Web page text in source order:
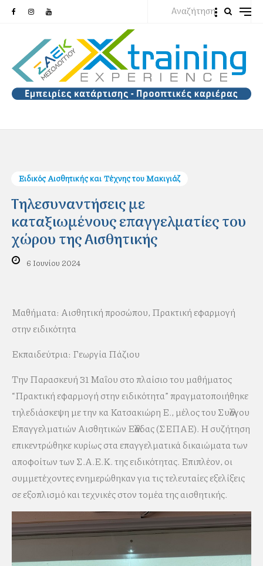
Αναζήτηση
Ειδικός Αισθητικής και Τέχνης του Μακιγιάζ
Τηλεσυναντήσεις με
καταξιωμένους επαγγελματίες του
χώρου της Αισθητικής
6 Ιουνίου 2024
Μαθήματα: Αισθητική προσώπου, Πρακτική εφαρμογή
στην ειδικότητα
Εκπαιδεύτρια: Γεωργία Πάζιου
Την Παρασκευή 31 Μαΐου στο πλαίσιο του μαθήματος
“Πρακτική εφαρμογή στην ειδικότητα” πραγματοποιήθηκε
τηλεδιάσκεψη με την κα Κατσακιώρη Ε., μέλος του Συλλόγου
Επαγγελματιών Αισθητικών Ελλάδας (ΣΕΠΑΕ). Η συζήτηση
επικεντρώθηκε κυρίως στα επαγγελματικά δικαιώματα των
αποφοίτων των Σ.Α.Ε.Κ. της ειδικότητας. Επιπλέον, οι
συμμετέχοντες ενημερώθηκαν για τις τελευταίες εξελίξεις
σε εξοπλισμό και τεχνικές στον τομέα της αισθητικής.